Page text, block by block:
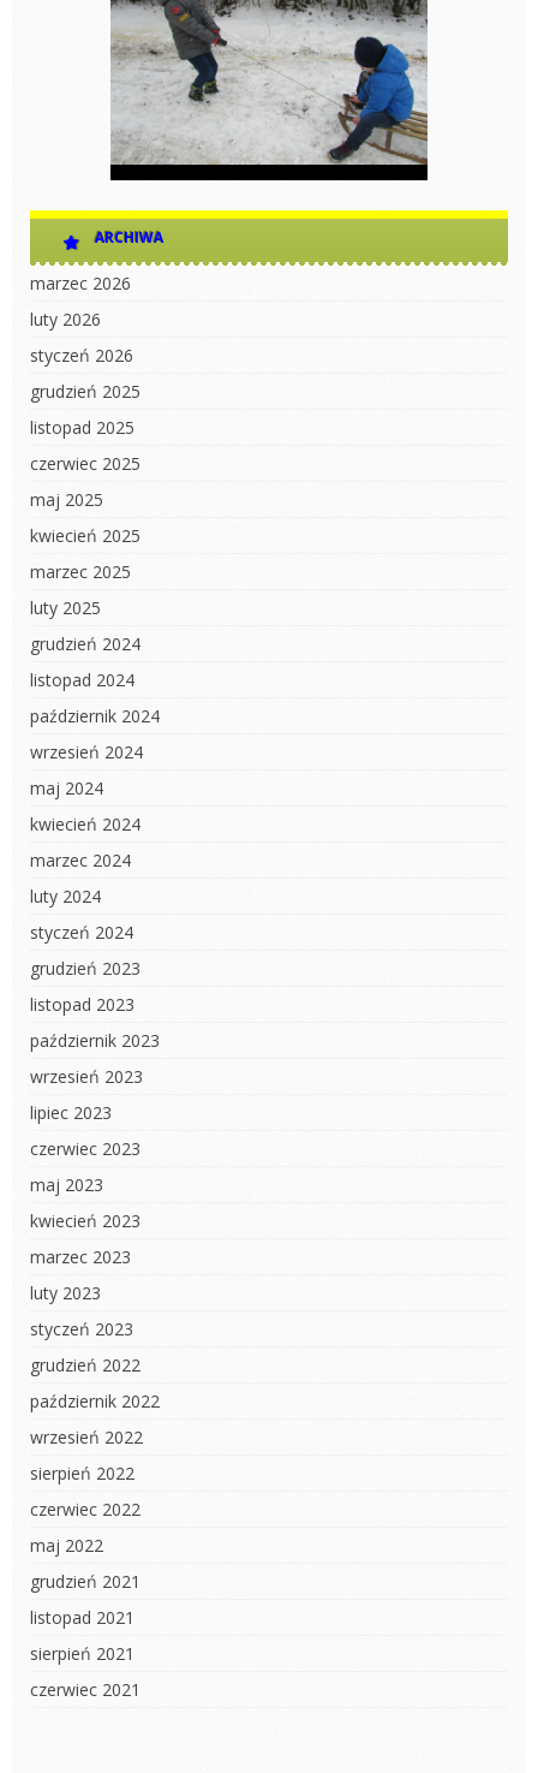
ARCHIWA
marzec 2026
luty 2026
styczeń 2026
grudzień 2025
listopad 2025
czerwiec 2025
maj 2025
kwiecień 2025
marzec 2025
luty 2025
grudzień 2024
listopad 2024
październik 2024
wrzesień 2024
maj 2024
kwiecień 2024
marzec 2024
luty 2024
styczeń 2024
grudzień 2023
listopad 2023
październik 2023
wrzesień 2023
lipiec 2023
czerwiec 2023
maj 2023
kwiecień 2023
marzec 2023
luty 2023
styczeń 2023
grudzień 2022
październik 2022
wrzesień 2022
sierpień 2022
czerwiec 2022
maj 2022
grudzień 2021
listopad 2021
sierpień 2021
czerwiec 2021